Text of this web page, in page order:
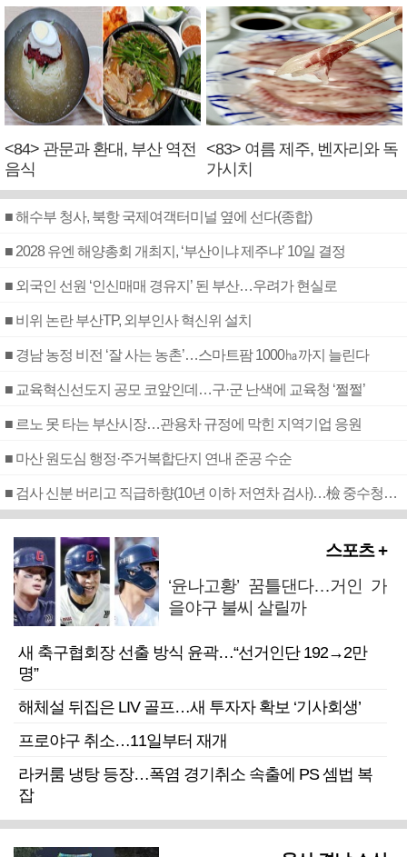
<84> 관문과 환대, 부산 역전
음식
<83> 여름 제주, 벤자리와 독
가시치
■ 해수부 청사, 북항 국제여객터미널 옆에 선다(종합)
■ 2028 유엔 해양총회 개최지, ‘부산이냐 제주냐’ 10일 결정
■ 외국인 선원 ‘인신매매 경유지’ 된 부산…우려가 현실로
■ 비위 논란 부산TP, 외부인사 혁신위 설치
■ 경남 농정 비전 ‘잘 사는 농촌’…스마트팜 1000㏊까지 늘린다
■ 교육혁신선도지 공모 코앞인데…구·군 난색에 교육청 ‘쩔쩔’
■ 르노 못 타는 부산시장…관용차 규정에 막힌 지역기업 응원
■ 마산 원도심 행정·주거복합단지 연내 준공 수순
■ 검사 신분 버리고 직급하향(10년 이하 저연차 검사)…檢 중수청행 기피
스포츠 +
‘윤나고황’ 꿈틀댄다…거인 가
을야구 불씨 살릴까
새 축구협회장 선출 방식 윤곽…“선거인단 192→2만
명”
해체설 뒤집은 LIV 골프…새 투자자 확보 ‘기사회생’
프로야구 취소…11일부터 재개
라커룸 냉탕 등장…폭염 경기취소 속출에 PS 셈법 복
잡